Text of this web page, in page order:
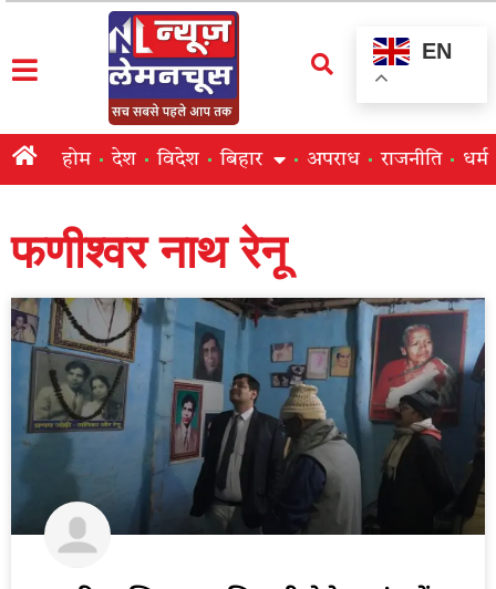
EN
होम देश विदेश बिहार अपराध राजनीति धर्म
फणीश्वर नाथ रेनू